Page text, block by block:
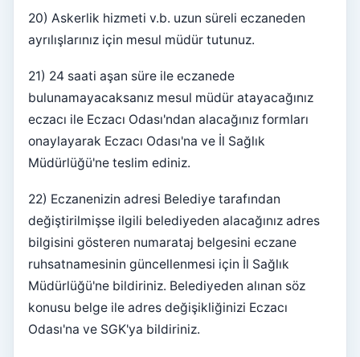
20) Askerlik hizmeti v.b. uzun süreli eczaneden
ayrılışlarınız için mesul müdür tutunuz.
21) 24 saati aşan süre ile eczanede
bulunamayacaksanız mesul müdür atayacağınız
eczacı ile Eczacı Odası'ndan alacağınız formları
onaylayarak Eczacı Odası'na ve İl Sağlık
Müdürlüğü'ne teslim ediniz.
22) Eczanenizin adresi Belediye tarafından
değiştirilmişse ilgili belediyeden alacağınız adres
bilgisini gösteren numarataj belgesini eczane
ruhsatnamesinin güncellenmesi için İl Sağlık
Müdürlüğü'ne bildiriniz. Belediyeden alınan söz
konusu belge ile adres değişikliğinizi Eczacı
Odası'na ve SGK'ya bildiriniz.